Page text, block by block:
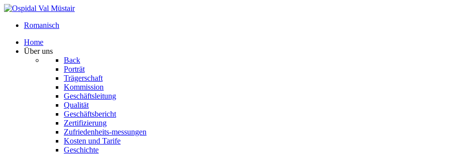
Romanisch
Home
Über uns
Back
Porträt
Trägerschaft
Kommission
Geschäftsleitung
Qualität
Geschäftsbericht
Zertifizierung
Zufriedenheits-messungen
Kosten und Tarife
Geschichte